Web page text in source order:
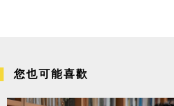
您也可能喜歡